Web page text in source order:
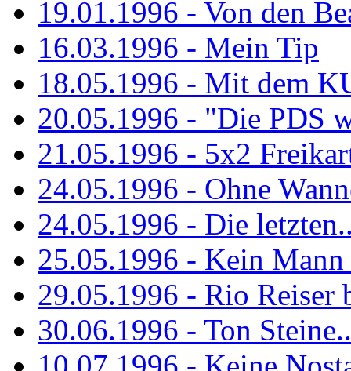
19.01.1996 - Von den
16.03.1996 - Mein Tip
18.05.1996 - Mit dem
20.05.1996 - "Die PDS
21.05.1996 - 5x2
24.05.1996 - Ohne
24.05.1996 - Die
25.05.1996 - Kein
29.05.1996 - Rio Reiser
30.06.1996 - Ton